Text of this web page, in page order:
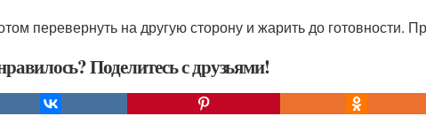
перевернуть на другую сторону и жарить до готовности.
Поделитесь с друзьями!